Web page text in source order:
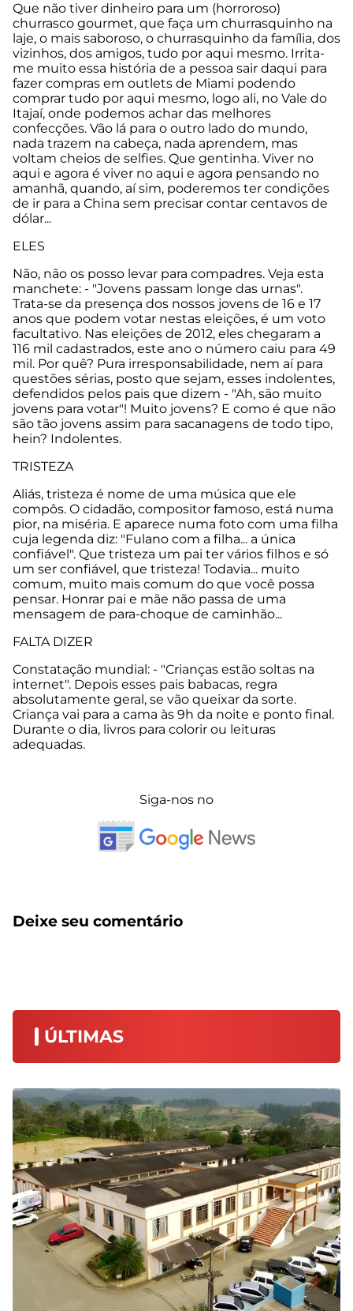
Que não tiver dinheiro para um (horroroso)
churrasco gourmet, que faça um churrasquinho na
laje, o mais saboroso, o churrasquinho da família, dos
vizinhos, dos amigos, tudo por aqui mesmo. Irrita-
me muito essa história de a pessoa sair daqui para
fazer compras em outlets de Miami podendo
comprar tudo por aqui mesmo, logo ali, no Vale do
Itajaí, onde podemos achar das melhores
confecções. Vão lá para o outro lado do mundo,
nada trazem na cabeça, nada aprendem, mas
voltam cheios de selfies. Que gentinha. Viver no
aqui e agora é viver no aqui e agora pensando no
amanhã, quando, aí sim, poderemos ter condições
de ir para a China sem precisar contar centavos de
dólar...
ELES
Não, não os posso levar para compadres. Veja esta
manchete: - "Jovens passam longe das urnas".
Trata-se da presença dos nossos jovens de 16 e 17
anos que podem votar nestas eleições, é um voto
facultativo. Nas eleições de 2012, eles chegaram a
116 mil cadastrados, este ano o número caiu para 49
mil. Por quê? Pura irresponsabilidade, nem aí para
questões sérias, posto que sejam, esses indolentes,
defendidos pelos pais que dizem - "Ah, são muito
jovens para votar"! Muito jovens? E como é que não
são tão jovens assim para sacanagens de todo tipo,
hein? Indolentes.
TRISTEZA
Aliás, tristeza é nome de uma música que ele
compôs. O cidadão, compositor famoso, está numa
pior, na miséria. E aparece numa foto com uma filha
cuja legenda diz: "Fulano com a filha... a única
confiável". Que tristeza um pai ter vários filhos e só
um ser confiável, que tristeza! Todavia... muito
comum, muito mais comum do que você possa
pensar. Honrar pai e mãe não passa de uma
mensagem de para-choque de caminhão...
FALTA DIZER
Constatação mundial: - "Crianças estão soltas na
internet". Depois esses pais babacas, regra
absolutamente geral, se vão queixar da sorte.
Criança vai para a cama às 9h da noite e ponto final.
Durante o dia, livros para colorir ou leituras
adequadas.
Siga-nos no
Deixe seu comentário
ÚLTIMAS